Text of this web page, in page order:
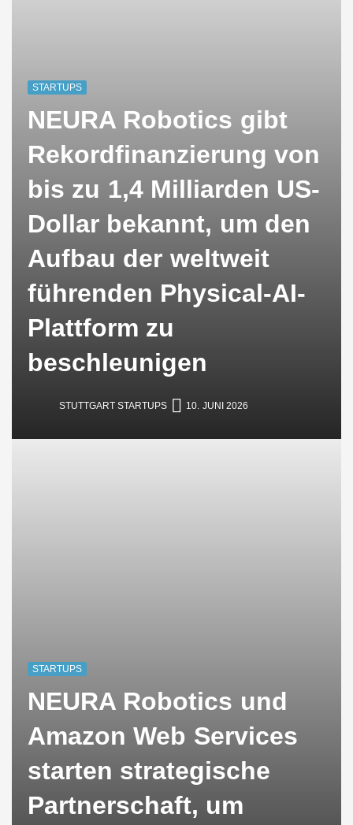
STARTUPS
NEURA Robotics gibt
Rekordfinanzierung von
bis zu 1,4 Milliarden US-
Dollar bekannt, um den
Aufbau der weltweit
führenden Physical-AI-
Plattform zu
beschleunigen
STUTTGART STARTUPS 10. JUNI 2026
STARTUPS
NEURA Robotics und
Amazon Web Services
starten strategische
Partnerschaft, um